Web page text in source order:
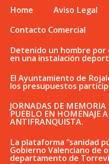
Home Aviso Legal
Contacto Comercial
Detenido un hombre
en una instalación
El Ayuntamiento de
los presupuestos
JORNADAS DE
PUEBLO EN HOMENAJE
ANTIFRANQUISTA.
La plataforma “sanidad
Gobierno Valenciano de
departamento de